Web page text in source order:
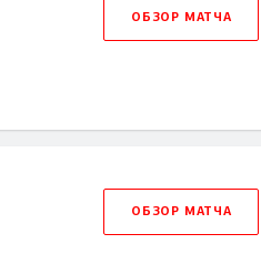
ОБЗОР МАТЧА
ОБЗОР МАТЧА